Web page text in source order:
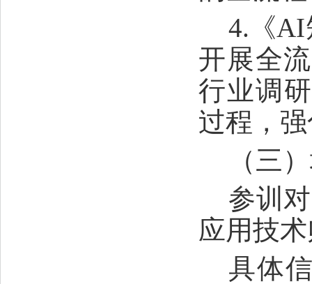
4.《AI
开展全
行业调
过程，
（三
参训
应用技
具体